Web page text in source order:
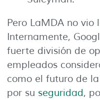
Pero LaMDA no
Internamente,
fuerte división de
empleados
como el futuro de
por su seguridad,